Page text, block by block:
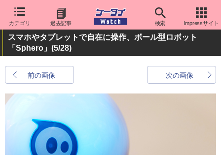
カテゴリ 過去記事 検索 Impressサイト
スマホやタブレットで自在に操作、ボール型ロボット
「Sphero」 (5/28)
前の画像 次の画像